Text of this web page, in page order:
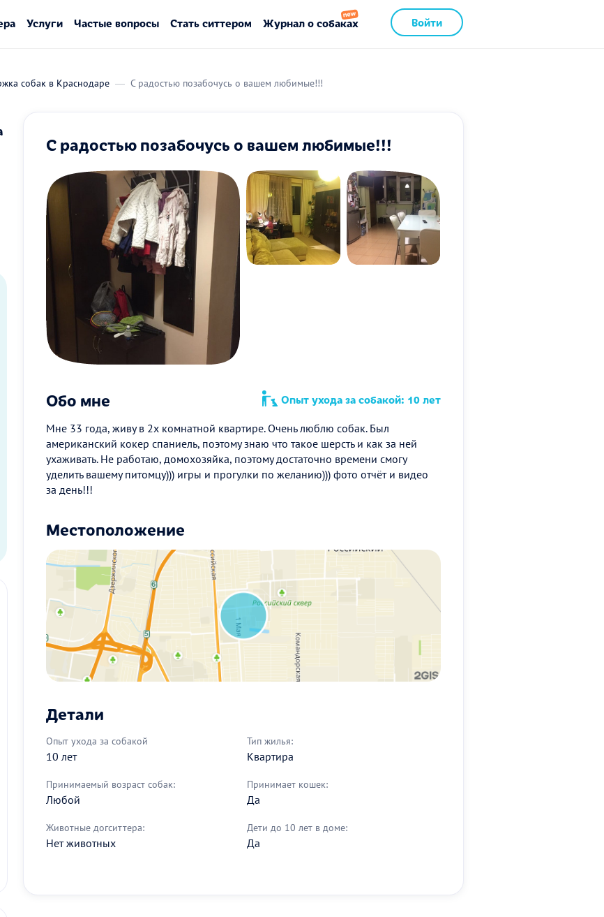
Войти
Услуги Частые вопросы Стать ситтером Журнал о собаках
собак в Краснодаре С радостью позабочусь о вашем любимые!!!
С радостью позабочусь о вашем любимые!!!
Обо мне Опыт ухода за собакой: 10 лет
Мне 33 года, живу в 2х комнатной квартире. Очень люблю собак. Был
американский кокер спаниель, поэтому знаю что такое шерсть и как за ней
ухаживать. Не работаю, домохозяйка, поэтому достаточно времени смогу
уделить вашему питомцу))) игры и прогулки по желанию))) фото отчёт и видео
за день!!!
Местоположение
Детали
Опыт ухода за собакой
10 лет
Тип жилья:
Квартира
Принимаемый возраст собак:
Любой
Принимает кошек:
Да
Животные догситтера:
Нет животных
Дети до 10 лет в доме:
Да